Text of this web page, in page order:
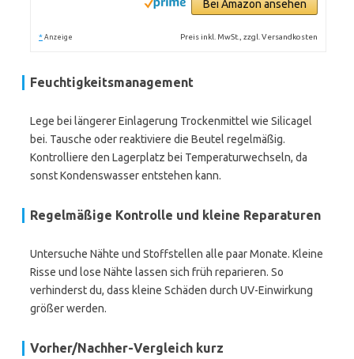
Bei Amazon ansehen
* Anzeige Preis inkl. MwSt., zzgl. Versandkosten
Feuchtigkeitsmanagement
Lege bei längerer Einlagerung Trockenmittel wie Silicagel
bei. Tausche oder reaktiviere die Beutel regelmäßig.
Kontrolliere den Lagerplatz bei Temperaturwechseln, da
sonst Kondenswasser entstehen kann.
Regelmäßige Kontrolle und kleine Reparaturen
Untersuche Nähte und Stoffstellen alle paar Monate. Kleine
Risse und lose Nähte lassen sich früh reparieren. So
verhinderst du, dass kleine Schäden durch UV-Einwirkung
größer werden.
Vorher/Nachher-Vergleich kurz